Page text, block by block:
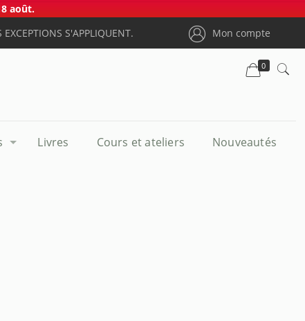
août.
S'APPLIQUENT.
Mon compte
Livres Cours et ateliers Nouveautés
0